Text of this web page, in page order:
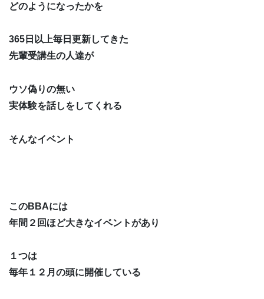
どのようになったかを
365日以上毎日更新してきた
先輩受講生の人達が
ウソ偽りの無い
実体験を話しをしてくれる
そんなイベント
このBBAには
年間２回ほど大きなイベントがあり
１つは
毎年１２月の頭に開催している